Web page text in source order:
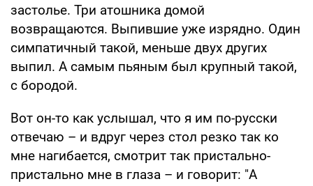
застолье. Три атошника домой
возвращаются. Выпившие уже изрядно. Один
симпатичный такой, меньше двух других
выпил. А самым пьяным был крупный такой,
с бородой.
Вот он-то как услышал, что я им по-русски
отвечаю – и вдруг через стол резко так ко
мне нагибается, смотрит так пристально-
пристально мне в глаза – и говорит: "А